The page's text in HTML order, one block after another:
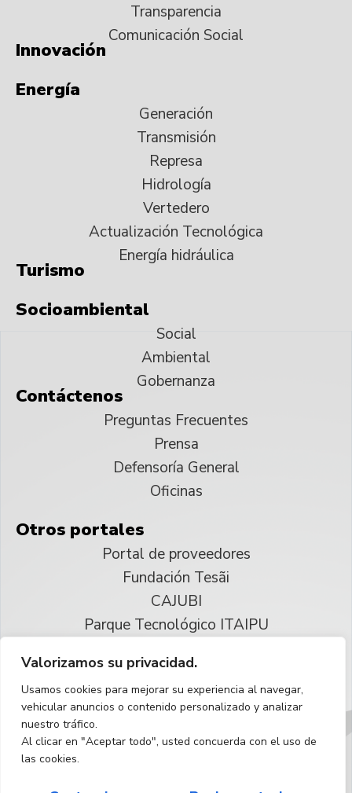
Valorizamos su privacidad.
Usamos cookies para mejorar su experiencia al navegar,
vehicular anuncios o contenido personalizado y analizar
nuestro tráfico.
Al clicar en "Aceptar todo", usted concuerda con el uso de
las cookies.
Transparencia
Comunicación Social
Innovación
Energía
Generación
Transmisión
Represa
Hidrología
Vertedero
Actualización Tecnológica
Energía hidráulica
Turismo
Socioambiental
Social
Ambiental
Gobernanza
Contáctenos
Preguntas Frecuentes
Prensa
Defensoría General
Oficinas
Otros portales
Portal de proveedores
Fundación Tesãi
CAJUBI
Parque Tecnológico ITAIPU
Reservados todos los derechos
Español